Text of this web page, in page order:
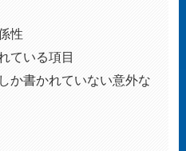
性
ている項目
か書かれていない意外な